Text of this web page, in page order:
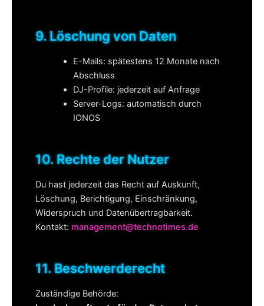
9. Löschung von Daten
E-Mails: spätestens 12 Monate nach
Abschluss
DJ-Profile: jederzeit auf Anfrage
Server-Logs: automatisch durch
IONOS
10. Rechte der Nutzer
Du hast jederzeit das Recht auf Auskunft,
Löschung, Berichtigung, Einschränkung,
Widerspruch und Datenübertragbarkeit.
Kontakt: management@technotimes.de
11. Beschwerderecht
Zuständige Behörde: